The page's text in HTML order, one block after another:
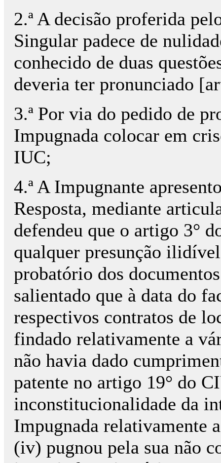
2.ª A decisão proferida
Singular padece de
conhecido de duas
deveria ter pronunciado
3.ª Por via do pedido de
Impugnada colocar em
IUC;
4.ª A Impugnante
Resposta, mediante
defendeu que o artigo 3°
qualquer presunção
probatório dos
salientado que à data do
respectivos contratos de
findado relativamente a
não havia dado
patente no artigo 19° do
inconstitucionalidade da
Impugnada relativamente
(iv) pugnou pela sua não